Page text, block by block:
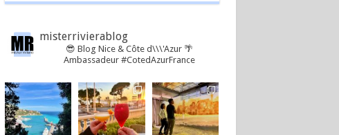
misterrivierablog
😎 Blog Nice & Côte d\\\'Azur 🌴
Ambassadeur #CotedAzurFrance